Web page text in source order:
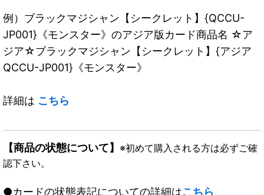
例）ブラックマジシャン【シークレット】{QCCU-
JP001}《モンスター》のアジア版カード商品名 ☆ア
ジア☆ブラックマジシャン【シークレット】{アジア
QCCU-JP001}《モンスター》
詳細は こちら
【商品の状態について】 ※初めて購入される方は必ずご確
認下さい。
●カードの状態表記についての詳細はこちら